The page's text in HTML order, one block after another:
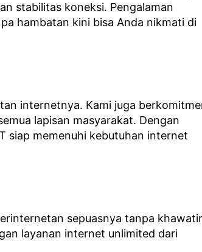
stabilitas koneksi. Pengalaman
hambatan kini bisa Anda nikmati di
internetnya. Kami juga
lapisan masyarakat. Dengan
siap memenuhi kebutuhan internet
sepuasnya tanpa khawatir
layanan internet unlimited dari